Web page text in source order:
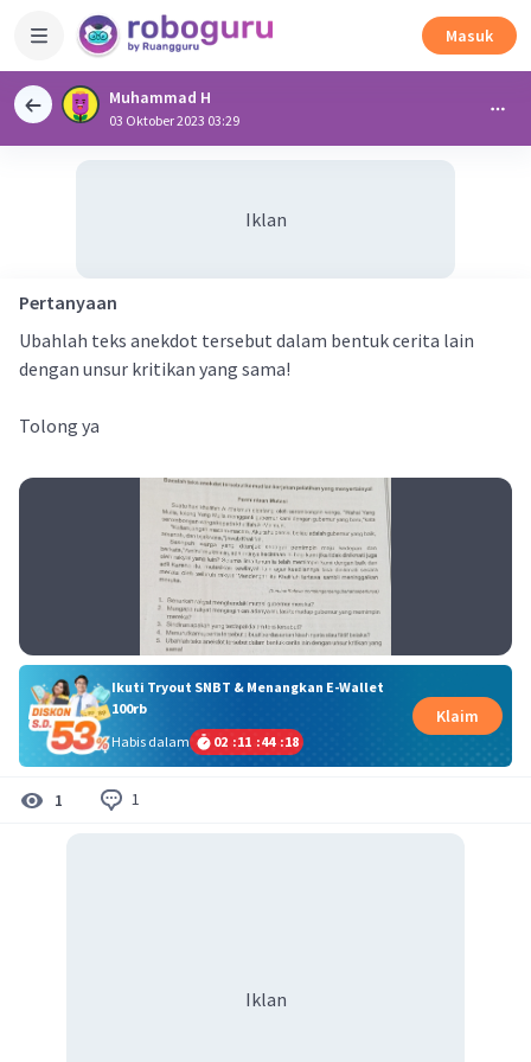
Masuk
Muhammad H
03 Oktober 2023 03:29
Iklan
Pertanyaan
Ubahlah teks anekdot tersebut dalam bentuk cerita lain
dengan unsur kritikan yang sama!
Tolong ya
Ikuti Tryout SNBT & Menangkan E-Wallet
100rb
Habis dalam
02 :11 :44 :18
Klaim
1 1
Iklan